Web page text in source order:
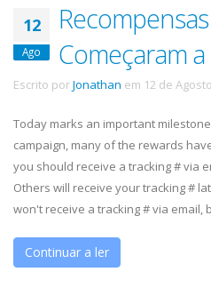
12
Ago
Começaram a
Escrito porJonathan em 12 de
Today marks an important
campaign, many of the rewards
you should receive a tracking # via
Others will receive your tracking #
won't receive a tracking # via email,
Continuar a ler